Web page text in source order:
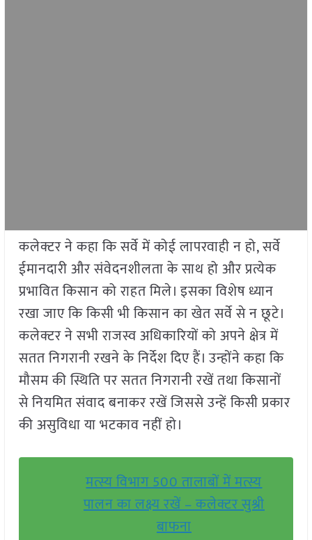
कलेक्टर ने कहा कि सर्वे में कोई लापरवाही न हो, सर्वे
ईमानदारी और संवेदनशीलता के साथ हो और प्रत्येक
प्रभावित किसान को राहत मिले। इसका विशेष ध्यान
रखा जाए कि किसी भी किसान का खेत सर्वे से न छूटे।
कलेक्टर ने सभी राजस्व अधिकारियों को अपने क्षेत्र में
सतत निगरानी रखने के निर्देश दिए हैं। उन्होंने कहा कि
मौसम की स्थिति पर सतत निगरानी रखें तथा किसानों
से नियमित संवाद बनाकर रखें जिससे उन्हें किसी प्रकार
की असुविधा या भटकाव नहीं हो।
मत्स्य विभाग 500 तालाबों में मत्स्य
पालन का लक्ष्य रखें – कलेक्टर सुश्री
बाफना